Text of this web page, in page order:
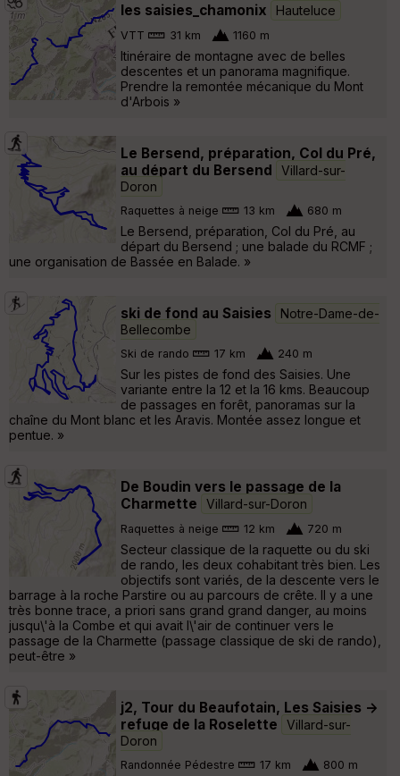
les saisies_chamonix Hauteluce
VTT 31 km 1160 m
Itinéraire de montagne avec de belles
descentes et un panorama magnifique.
Prendre la remontée mécanique du Mont
d'Arbois »
Le Bersend, préparation, Col du Pré,
au départ du Bersend
Villard-sur-
Doron
Raquettes à neige 13 km 680 m
Le Bersend, préparation, Col du Pré, au
départ du Bersend ; une balade du RCMF ;
une organisation de Bassée en Balade. »
ski de fond au Saisies
Notre-Dame-de-
Bellecombe
Ski de rando 17 km 240 m
Sur les pistes de fond des Saisies. Une
variante entre la 12 et la 16 kms. Beaucoup
de passages en forêt, panoramas sur la
chaîne du Mont blanc et les Aravis. Montée assez longue et
pentue. »
De Boudin vers le passage de la
Charmette
Villard-sur-Doron
Raquettes à neige 12 km 720 m
Secteur classique de la raquette ou du ski
de rando, les deux cohabitant très bien. Les
objectifs sont variés, de la descente vers le
barrage à la roche Parstire ou au parcours de crête. Il y a une
très bonne trace, a priori sans grand grand danger, au moins
jusqu\'à la Combe et qui avait l\'air de continuer vers le
passage de la Charmette (passage classique de ski de rando),
peut-être »
j2, Tour du Beaufotain, Les Saisies ->
refuge de la Roselette
Villard-sur-
Doron
Randonnée Pédestre 17 km 800 m